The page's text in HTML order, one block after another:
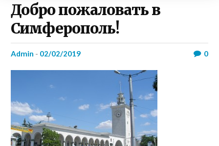
Добро пожаловать в
Симферополь!
admin - 02/02/2019 0